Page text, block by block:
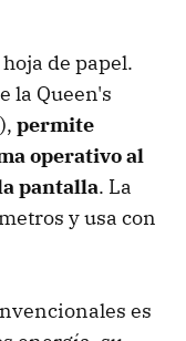
de papel.
la Queen's
permite
operativo al
pantalla. La
y usa con
es